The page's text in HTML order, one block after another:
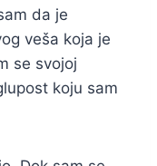
da je
veša koja je
se svojoj
koju sam